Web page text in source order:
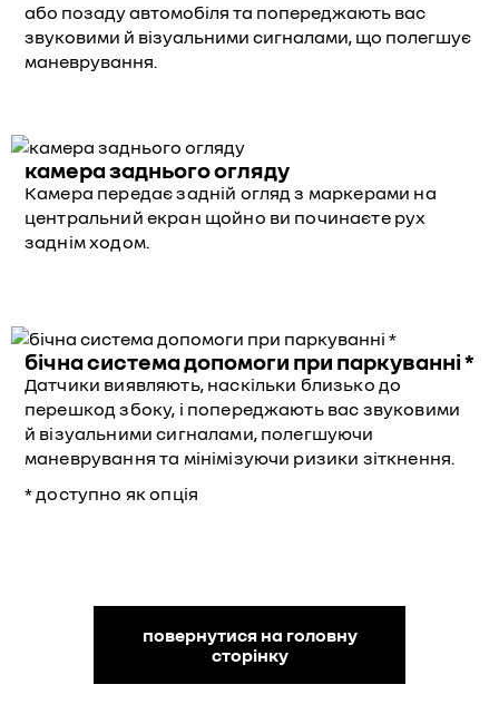
або позаду автомобіля та попереджають вас
звуковими й візуальними сигналами, що полегшує
маневрування.
камера заднього огляду
Камера передає задній огляд з маркерами на
центральний екран щойно ви починаєте рух
заднім ходом.
бічна система допомоги при паркуванні *
Датчики виявляють, наскільки близько до
перешкод збоку, і попереджають вас звуковими
й візуальними сигналами, полегшуючи
маневрування та мінімізуючи ризики зіткнення.
* доступно як опція
повернутися на головну
сторінку